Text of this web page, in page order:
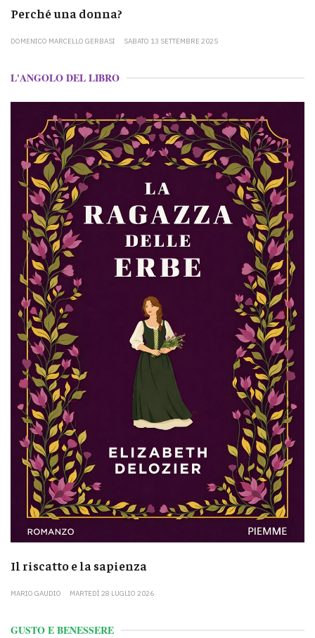
Perché una donna?
DOMENICO MARCELLO GERBASI SABATO 13 SETTEMBRE 2025
L'ANGOLO DEL LIBRO
Il riscatto e la sapienza
MARIO GAUDIO MARTEDÌ 28 LUGLIO 2026
GUSTO E BENESSERE